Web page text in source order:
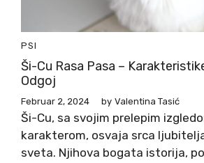
PSI
Ši-Cu Rasa Pasa –
Odgoj
Februar 2, 2024 by Valentina Tasić
Ši-Cu, sa svojim prelepim
karakterom, osvaja srca
sveta. Njihova bogata istorija,